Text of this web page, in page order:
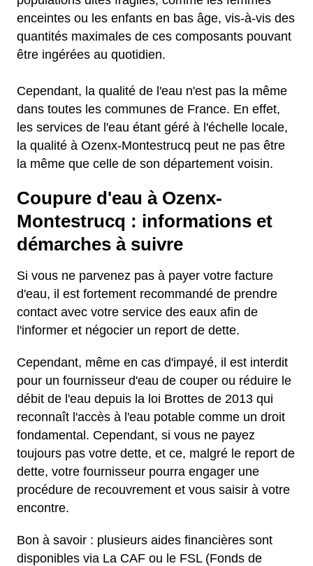
enceintes ou les enfants en bas âge, vis-à-vis des
quantités maximales de ces composants pouvant
être ingérées au quotidien.
Cependant, la qualité de l'eau n'est pas la même
dans toutes les communes de France. En effet,
les services de l'eau étant géré à l'échelle locale,
la qualité à Ozenx-Montestrucq peut ne pas être
la même que celle de son département voisin.
Coupure d'eau à Ozenx-
Montestrucq : informations et
démarches à suivre
Si vous ne parvenez pas à payer votre facture
d'eau, il est fortement recommandé de prendre
contact avec votre service des eaux afin de
l'informer et négocier un report de dette.
Cependant, même en cas d'impayé, il est interdit
pour un fournisseur d'eau de couper ou réduire le
débit de l'eau depuis la loi Brottes de 2013 qui
reconnaît l'accès à l'eau potable comme un droit
fondamental. Cependant, si vous ne payez
toujours pas votre dette, et ce, malgré le report de
dette, votre fournisseur pourra engager une
procédure de recouvrement et vous saisir à votre
encontre.
Bon à savoir : plusieurs aides financières sont
disponibles via La CAF ou le FSL (Fonds de